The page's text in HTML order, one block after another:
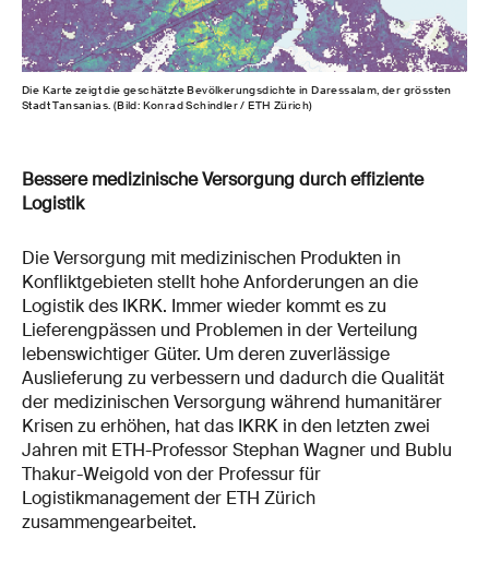
Die Karte zeigt die geschätzte Bevölkerungsdichte in Daressalam, der grössten
Stadt Tansanias. (Bild: Konrad Schindler / ETH Zürich)
Bessere medizinische Versorgung durch effiziente
Logistik
Die Versorgung mit medizinischen Produkten in
Konfliktgebieten stellt hohe Anforderungen an die
Logistik des IKRK. Immer wieder kommt es zu
Lieferengpässen und Problemen in der Verteilung
lebenswichtiger Güter. Um deren zuverlässige
Auslieferung zu verbessern und dadurch die Qualität
der medizinischen Versorgung während humanitärer
Krisen zu erhöhen, hat das IKRK in den letzten zwei
Jahren mit ETH-Professor Stephan Wagner und Bublu
Thakur-Weigold von der Professur für
Logistikmanagement der ETH Zürich
zusammengearbeitet.